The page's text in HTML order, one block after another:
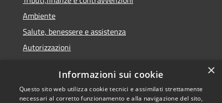
Ambiente
Salute, benessere e assistenza
Autorizzazioni
Notizie
×
Informazioni sui cookie
Questo sito web utilizza cookie tecnici e assimilati strettamente
necessari al corretto funzionamento e alla navigazione del sito,